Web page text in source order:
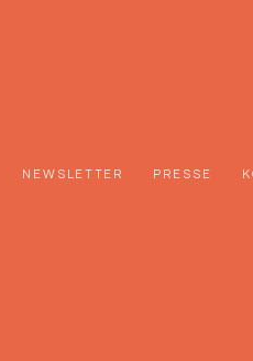
NEWSLETTER PRESSE